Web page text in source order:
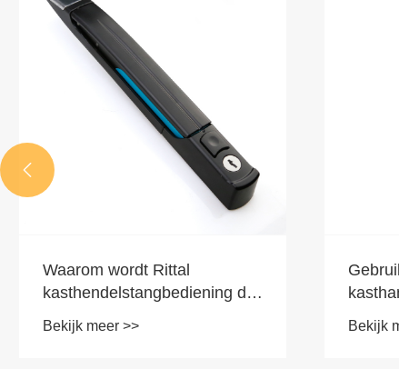
Waarom wordt Rittal
kasthendelstangbediening de
industriële behuizingen?
Bekijk meer >> Bekijk
